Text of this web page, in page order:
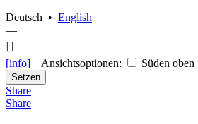
Deutsch • English
—
[info] Ansichtsoptionen: Süden oben
Setzen
Share
Share